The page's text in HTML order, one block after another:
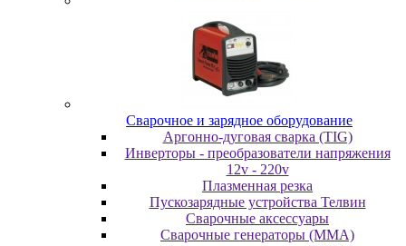
Cвapoчнoe и зарядное оборудование
Аргонно-дуговая сварка (TIG)
Инверторы - преобразователи напряжения
12v - 220v
Плазменная резка
Пускозарядные устройства Телвин
Сварочные аксессуары
Сварочные генераторы (MMA)